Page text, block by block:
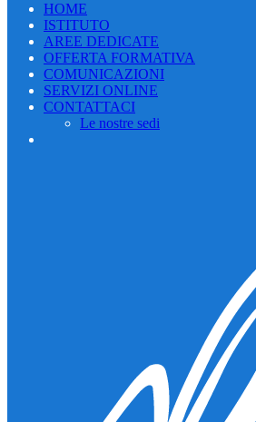
HOME
ISTITUTO
AREE DEDICATE
OFFERTA FORMATIVA
COMUNICAZIONI
SERVIZI ONLINE
CONTATTACI
Le nostre sedi